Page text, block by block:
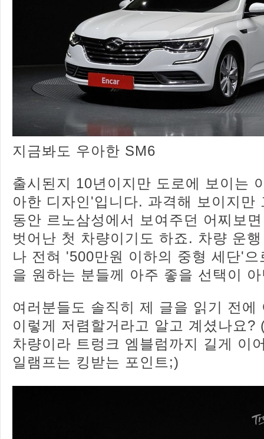
지금봐도 우아한 SM6
출시된지 10년이지만 도로에 보이는
아한 디자인'입니다. 과격해 보이지만
동안 르노삼성에서 보여주던 어찌보
벗어난 첫 차량이기도 하죠. 차량 운
나 전혀 '500만원 이하의 중형 세단'
을 원하는 분들께 아주 좋을 선택이
여러분들도 솔직히 제 글을 읽기 전에
이렇게 저렴할거라고 알고 계셨나요?
차량이라 트렁크 엠블럼까지 길게 이
일램프는 킹받는 포인트;)